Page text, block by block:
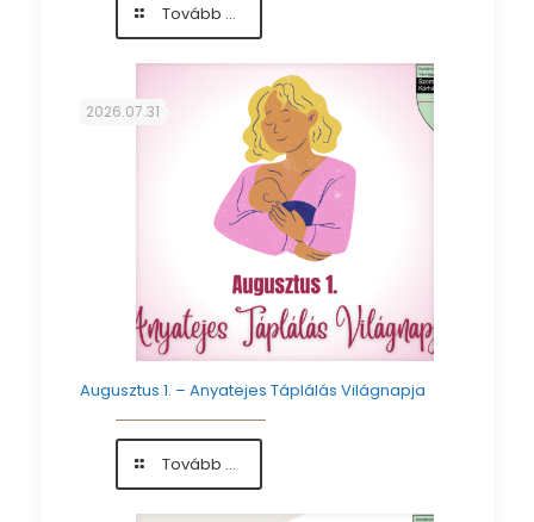
Tovább ...-
Az
anyatejes
táplálás
világnapja
alkalmából
köszöntöttük
az
édesanyákat
2026.07.31
Augusztus 1. – Anyatejes Táplálás Világnapja
Tovább ...-
Augusztus
1.